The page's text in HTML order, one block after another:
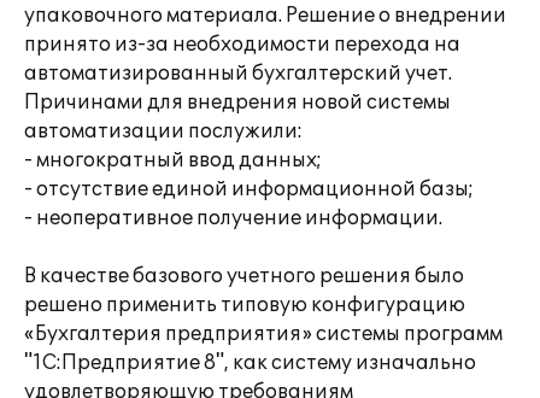
упаковочного материала. Решение о внедрении
принято из-за необходимости перехода на
автоматизированный бухгалтерский учет.
Причинами для внедрения новой системы
автоматизации послужили:
- многократный ввод данных;
- отсутствие единой информационной базы;
- неоперативное получение информации.
В качестве базового учетного решения было
решено применить типовую конфигурацию
«Бухгалтерия предприятия» системы программ
"1С:Предприятие 8", как систему изначально
удовлетворяющую требованиям